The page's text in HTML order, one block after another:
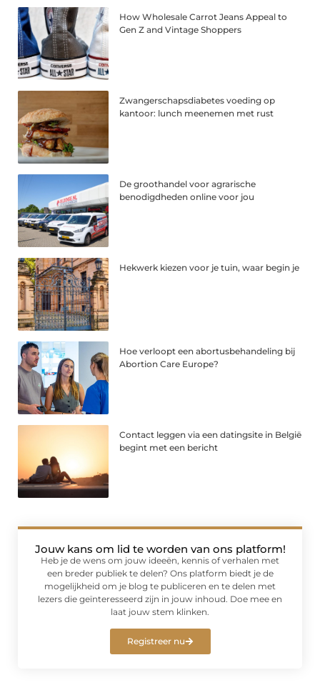
How Wholesale Carrot Jeans Appeal to
Gen Z and Vintage Shoppers
Zwangerschapsdiabetes voeding op
kantoor: lunch meenemen met rust
De groothandel voor agrarische
benodigdheden online voor jou
Hekwerk kiezen voor je tuin, waar begin je
Hoe verloopt een abortusbehandeling bij
Abortion Care Europe?
Contact leggen via een datingsite in België
begint met een bericht
Jouw kans om lid te worden van ons platform!
Heb je de wens om jouw ideeën, kennis of verhalen met
een breder publiek te delen? Ons platform biedt je de
mogelijkheid om je blog te publiceren en te delen met
lezers die geïnteresseerd zijn in jouw inhoud. Doe mee en
laat jouw stem klinken.
Registreer nu